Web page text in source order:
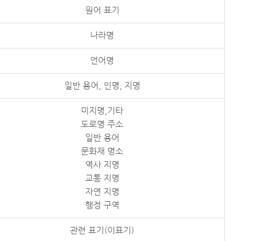
원어 표기
나라명
언어명
일반 용어, 인명, 지명
미지명,기타
도로명 주소
일반 용어
문화재 명소
역사 지명
교통 지명
자연 지명
행정 구역
관련 표기(이표기)